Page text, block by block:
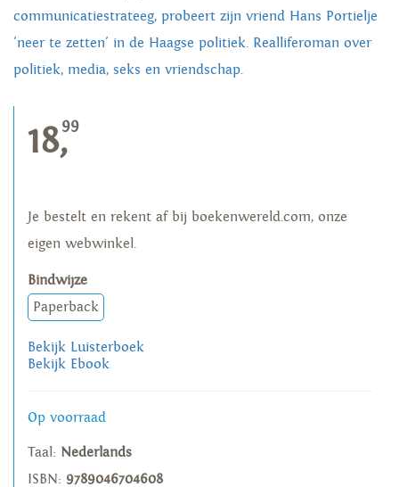
communicatiestrateeg, probeert zijn vriend Hans Portielje
'neer te zetten' in de Haagse politiek. Realliferoman over
politiek, media, seks en vriendschap.
18,99
Je bestelt en rekent af bij boekenwereld.com, onze
eigen webwinkel.
Bindwijze
Paperback
Bekijk Luisterboek
Bekijk Ebook
Op voorraad
Taal: Nederlands
ISBN: 9789046704608